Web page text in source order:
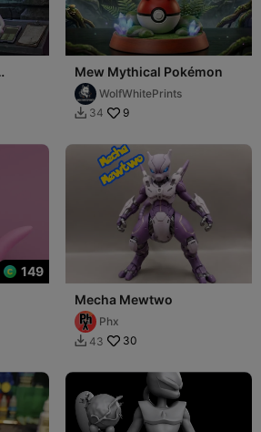
Mew Mythical Pokémon
WolfWhitePrints
 34 9
149
Mecha Mewtwo
Phx
 43 30